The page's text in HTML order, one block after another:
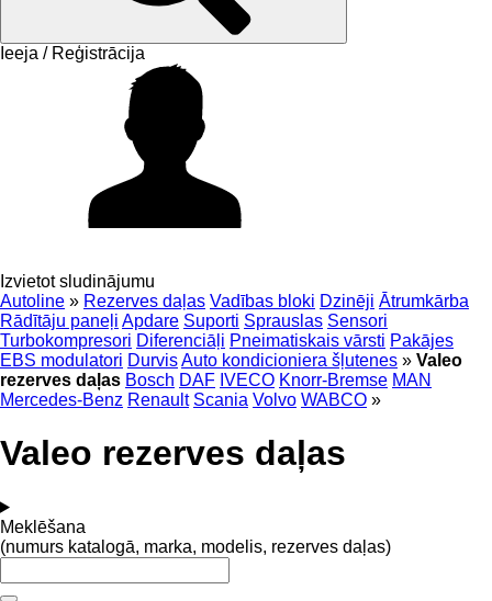
Ieeja / Reģistrācija
Izvietot sludinājumu
Autoline » Rezerves daļas Vadības bloki Dzinēji Ātrumkārba
Rādītāju paneļi Apdare Suporti Sprauslas Sensori
Turbokompresori Diferenciāļi Pneimatiskais vārsti Pakājes
EBS modulatori DurvisAuto kondicioniera šļutenes » Valeo
rezerves daļas Bosch DAF IVECO Knorr-Bremse MAN
Mercedes-Benz Renault Scania Volvo WABCO »
Valeo rezerves daļas
Meklēšana
(numurs katalogā, marka, modelis, rezerves daļas)